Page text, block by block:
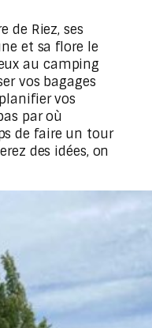
de Riez, ses
et sa flore le
au camping
vos bagages
vos
par où
de faire un tour
des idées, on